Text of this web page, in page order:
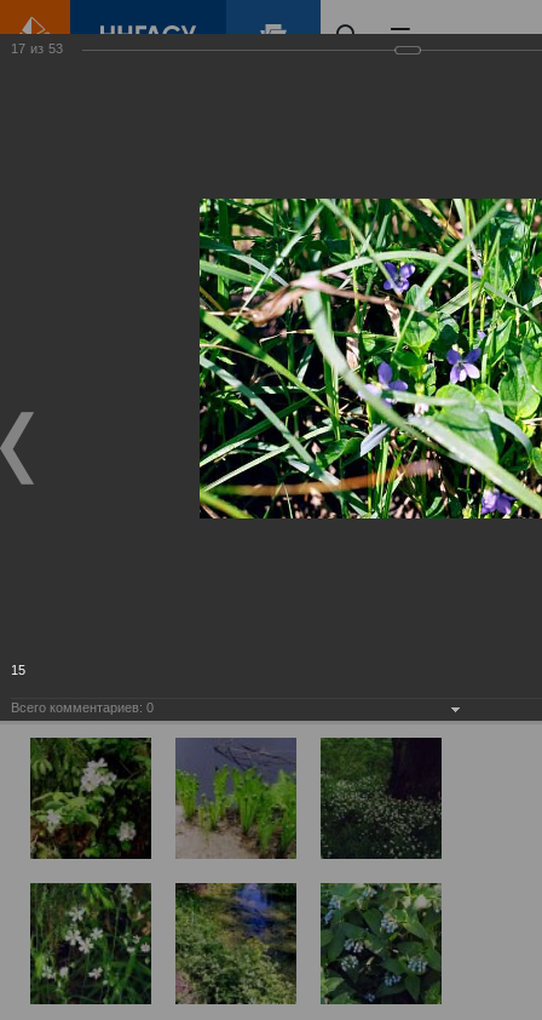
Виртуальные
выставки
(фотоальбомы)
17 из 53
15
Всего комментариев: 0